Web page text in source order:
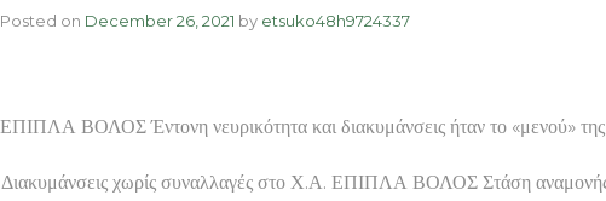
Posted on December 26, 2021 by etsuko48h9724337
ΕΠΙΠΛΑ ΒΟΛΟΣ Έντονη νευρικότητα και διακυμάνσεις ήταν το «μενού»
Διακυμάνσεις χωρίς συναλλαγές στο Χ.Α. ΕΠΙΠΛΑ ΒΟΛΟΣ Στάση αναμονής